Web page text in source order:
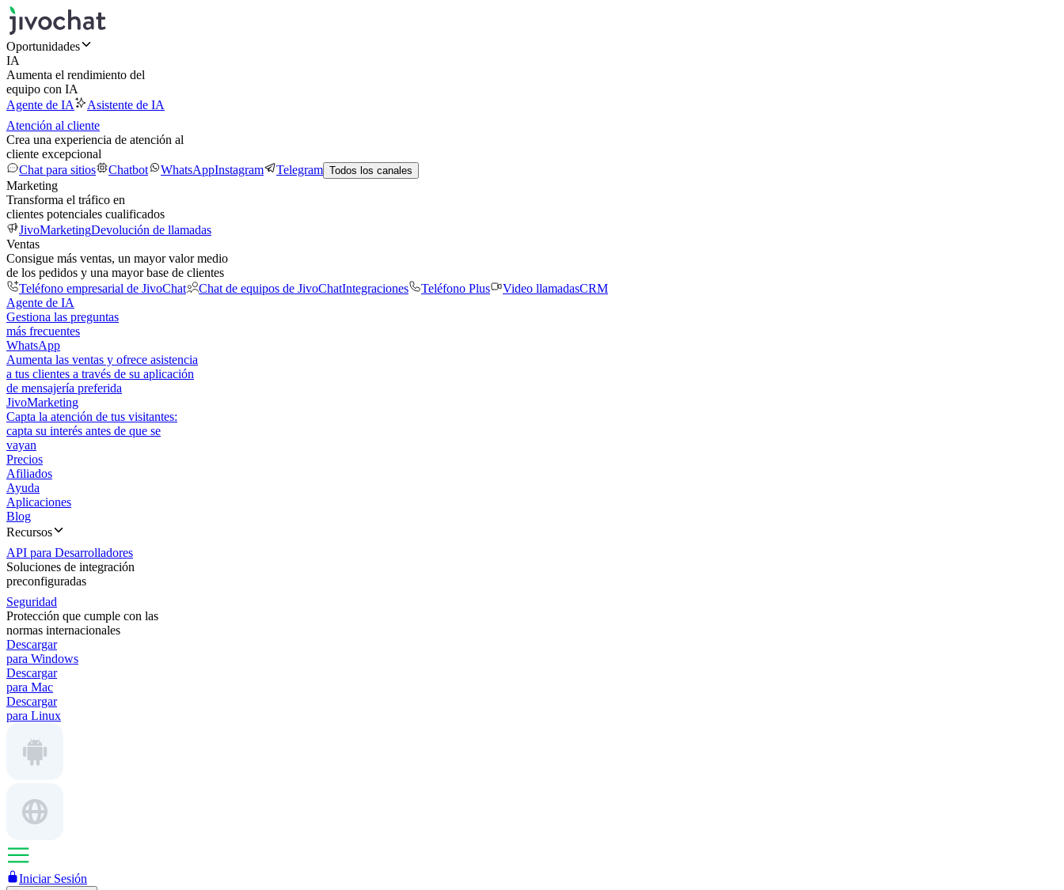
Oportunidades
IA
Aumenta el rendimiento del
equipo con IA
Agente de IA
Asistente de IA
Atención al cliente
Crea una experiencia de atención al
cliente excepcional
Chat para sitios
Chatbot WhatsAppInstagram Telegram Todos los canales
Marketing
Transforma el tráfico en
clientes potenciales cualificados
JivoMarketingDevolución de llamadas
Ventas
Consigue más ventas, un mayor valor medio
de los pedidos y una mayor base de clientes
Teléfono empresarial de JivoChat
Chat de equipos de JivoChatIntegraciones Teléfono Plus Video llamadasCRM
Agente de IA
Gestiona las preguntas
más frecuentes
WhatsApp
Aumenta las ventas y ofrece asistencia
a tus clientes a través de su aplicación
de mensajería preferida
JivoMarketing
Capta la atención de tus visitantes:
capta su interés antes de que se
vayan
Precios
Afiliados
Ayuda
Aplicaciones
Blog
Recursos
API para Desarrolladores
Soluciones de integración
preconfiguradas
Seguridad
Protección que cumple con las
normas internacionales
Descargar
para Windows
Descargar
para Mac
Descargar
para Linux
Iniciar Sesión